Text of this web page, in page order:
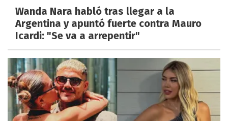
Wanda Nara habló tras llegar a la
Argentina y apuntó fuerte contra Mauro
Icardi: "Se va a arrepentir"